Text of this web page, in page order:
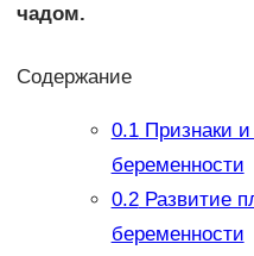
чадом.
Содержание
0.1Признаки
беременности
0.2Развитие
беременности